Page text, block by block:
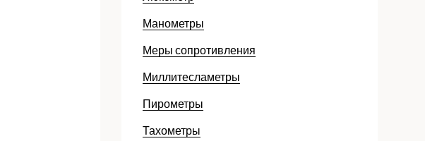
Манометры
Меры сопротивления
Миллитесламетры
Пирометры
Тахометры